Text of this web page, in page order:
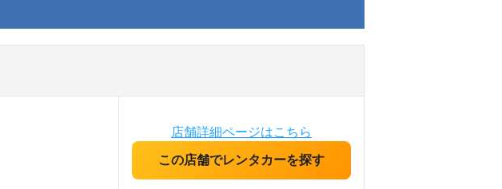
店舗詳細ページはこちら
この店舗でレンタカーを探す